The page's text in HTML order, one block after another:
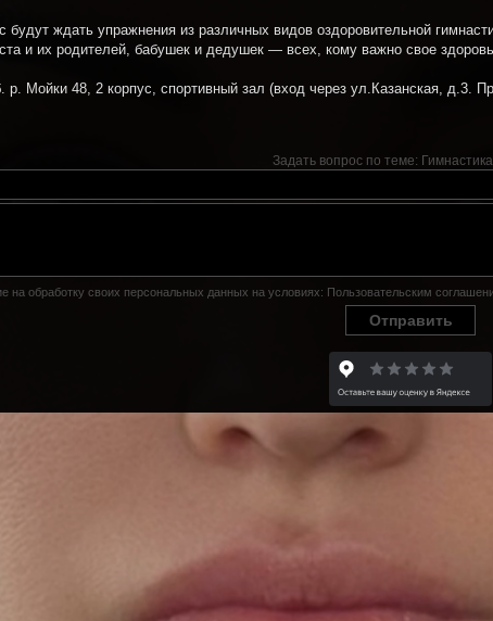
ждать упражнения из различных видов оздоровительной
и их родителей, бабушек и дедушек — всех, кому важно свое
Мойки 48, 2 корпус, спортивный зал (вход через ул.Казанская, д.3.
Задать вопрос по теме:
на обработку своих персональных данных на условиях: Пользовательским
Отправить